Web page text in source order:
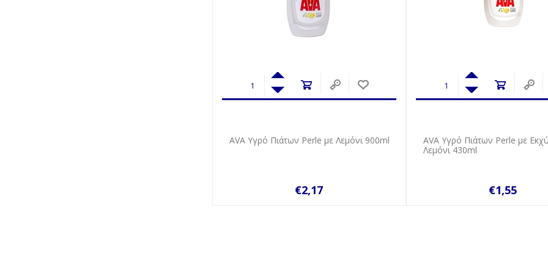
AVA Υγρό Πιάτων Perle με Λεμόνι 900ml
€2,17
AVA Υγρό Πιάτων Perle με
Λεμόνι 430ml
€1,55